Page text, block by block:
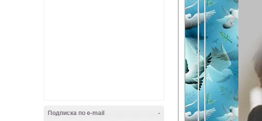
-
Подписка по e-mail